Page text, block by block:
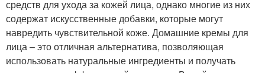
средств для ухода за кожей лица, однако многие из них
содержат искусственные добавки, которые могут
навредить чувствительной коже. Домашние кремы для
лица – это отличная альтернатива, позволяющая
использовать натуральные ингредиенты и получать